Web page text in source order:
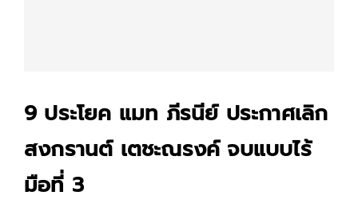
9 ประโยค แมท ภีรนีย์ ประกาศเลิก
สงกรานต์ เตชะณรงค์ จบแบบไร้
มือที่ 3